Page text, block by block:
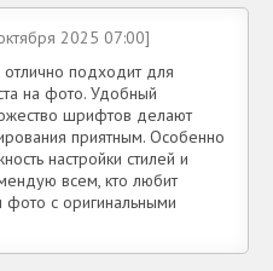
2025 07:00]
подходит для
на фото. Удобный
шрифтов делают
приятным. Особенно
настройки стилей и
всем, кто любит
фото с оригинальными